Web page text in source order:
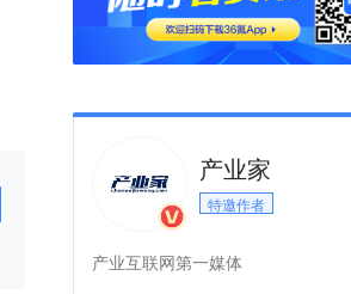
产业家
特邀作者
产业互联网第一媒体